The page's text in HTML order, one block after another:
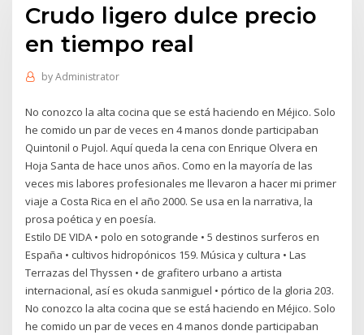
Crudo ligero dulce precio
en tiempo real
byAdministrator
No conozco la alta cocina que se está haciendo en Méjico. Solo
he comido un par de veces en 4 manos donde participaban
Quintonil o Pujol. Aquí queda la cena con Enrique Olvera en
Hoja Santa de hace unos años. Como en la mayoría de las
veces mis labores profesionales me llevaron a hacer mi primer
viaje a Costa Rica en el año 2000. Se usa en la narrativa, la
prosa poética y en poesía.
Estilo DE VIDA • polo en sotogrande • 5 destinos surferos en
España • cultivos hidropónicos 159. Música y cultura • Las
Terrazas del Thyssen • de grafitero urbano a artista
internacional, así es okuda sanmiguel • pórtico de la gloria 203.
No conozco la alta cocina que se está haciendo en Méjico. Solo
he comido un par de veces en 4 manos donde participaban